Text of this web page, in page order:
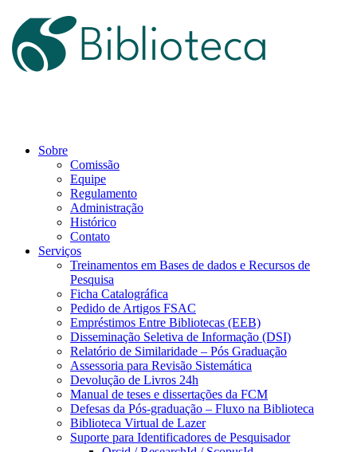
Sobre
Comissão
Equipe
Regulamento
Administração
Histórico
Contato
Serviços
Treinamentos em Bases de dados e Recursos de
Pesquisa
Ficha Catalográfica
Pedido de Artigos FSAC
Empréstimos Entre Bibliotecas (EEB)
Disseminação Seletiva de Informação (DSI)
Relatório de Similaridade – Pós Graduação
Assessoria para Revisão Sistemática
Devolução de Livros 24h
Manual de teses e dissertações da FCM
Defesas da Pós-graduação – Fluxo na Biblioteca
Biblioteca Virtual de Lazer
Suporte para Identificadores de Pesquisador